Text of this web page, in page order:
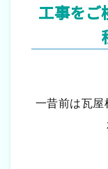
工事をご
一昔前は瓦屋